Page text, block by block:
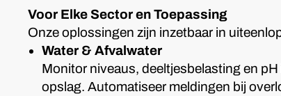
Voor Elke Sector en Toepassing
Onze oplossingen zijn inzetbaar in
Water & Afvalwater
Monitor niveaus, deeltjesbelasting en
opslag. Automatiseer meldingen bij